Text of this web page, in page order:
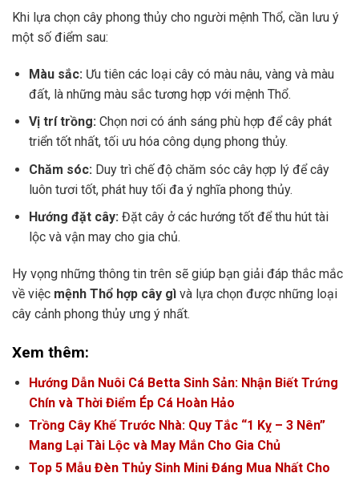
Khi lựa chọn cây phong thủy cho người mệnh Thổ, cần lưu ý
một số điểm sau:
Màu sắc: Ưu tiên các loại cây có màu nâu, vàng và màu
đất, là những màu sắc tương hợp với mệnh Thổ.
Vị trí trồng: Chọn nơi có ánh sáng phù hợp để cây phát
triển tốt nhất, tối ưu hóa công dụng phong thủy.
Chăm sóc: Duy trì chế độ chăm sóc cây hợp lý để cây
luôn tươi tốt, phát huy tối đa ý nghĩa phong thủy.
Hướng đặt cây: Đặt cây ở các hướng tốt để thu hút tài
lộc và vận may cho gia chủ.
Hy vọng những thông tin trên sẽ giúp bạn giải đáp thắc mắc
về việc mệnh Thổ hợp cây gì và lựa chọn được những loại
cây cảnh phong thủy ưng ý nhất.
Xem thêm:
Hướng Dẫn Nuôi Cá Betta Sinh Sản: Nhận Biết Trứng
Chín và Thời Điểm Ép Cá Hoàn Hảo
Trồng Cây Khế Trước Nhà: Quy Tắc “1 Kỵ – 3 Nên”
Mang Lại Tài Lộc và May Mắn Cho Gia Chủ
Top 5 Mẫu Đèn Thủy Sinh Mini Đáng Mua Nhất Cho